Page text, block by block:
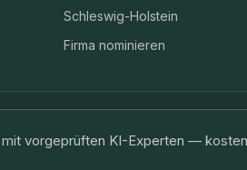
Schleswig-Holstein
Firma nominieren
mit vorgeprüften KI-Experten —